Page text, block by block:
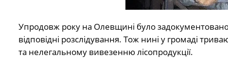
Упродовж року на Олевщині було задокументовано
відповідні розслідування. Тож нині у громаді
та нелегальному вивезенню лісопродукції.